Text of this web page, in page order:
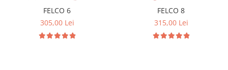
FELCO 6
305,00 Lei
FELCO 8
315,00 Lei